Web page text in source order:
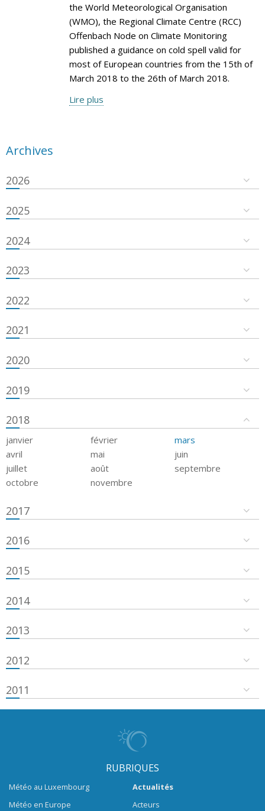
the World Meteorological Organisation
(WMO), the Regional Climate Centre (RCC)
Offenbach Node on Climate Monitoring
published a guidance on cold spell valid for
most of European countries from the 15th of
March 2018 to the 26th of March 2018.
Lire plus
Archives
2026
2025
2024
2023
2022
2021
2020
2019
2018
janvier février
mars
avril
mai
juin
juillet
août
septembre
octobre
novembre
2017
2016
2015
2014
2013
2012
2011
RUBRIQUES
Météo au Luxembourg
Météo en Europe
Actualités
Acteurs